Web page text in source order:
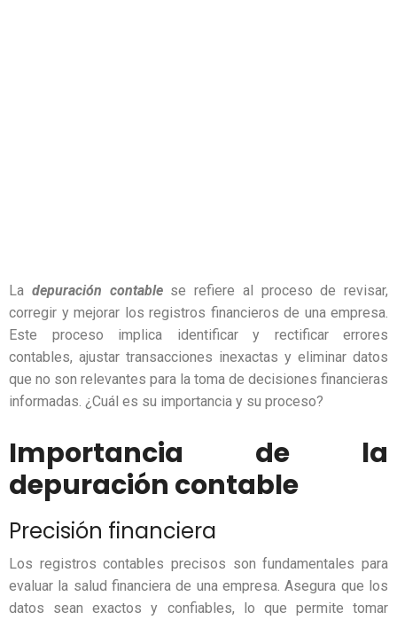
La depuración contablese refiere al proceso de revisar,
corregir y mejorar los registros financieros de una empresa.
Este proceso implica identificar y rectificar errores
contables, ajustar transacciones inexactas y eliminar datos
que no son relevantes para la toma de decisiones financieras
informadas. ¿Cuál es su importancia y su proceso?
Importancia de la
depuración contable
Precisión financiera
Los registros contables precisos son fundamentales para
evaluar la salud financiera de una empresa. Asegura que los
datos sean exactos y confiables, lo que permite tomar